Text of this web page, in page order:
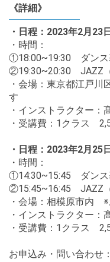
《詳細》
・日程：2023年2月23
・時間：
①18:00~19:30 ダンス
②19:30~20:30 JAZZ（
・会場：東京都江戸
す
・インストラクター：
・受講費：1クラス
・日程：2023年2月25
・時間：
①14:30~15:45 ダンス
②15:45~16:45 JAZZ（
・会場：相模原市内
・インストラクター：
・受講費：1クラス
お申込み・問い合わせ：